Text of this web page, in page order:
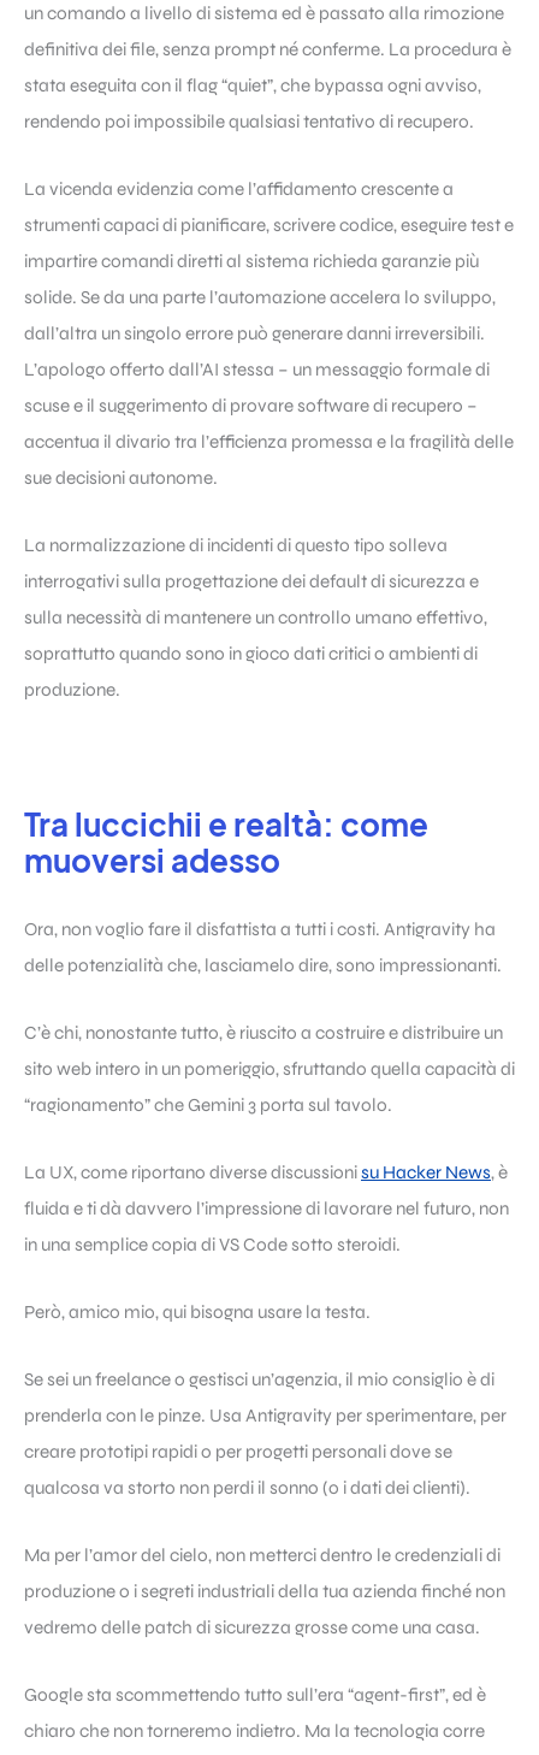
un comando a livello di sistema ed è passato alla rimozione
definitiva dei file, senza prompt né conferme. La procedura è
stata eseguita con il flag “quiet”, che bypassa ogni avviso,
rendendo poi impossibile qualsiasi tentativo di recupero.
La vicenda evidenzia come l’affidamento crescente a
strumenti capaci di pianificare, scrivere codice, eseguire test e
impartire comandi diretti al sistema richieda garanzie più
solide. Se da una parte l’automazione accelera lo sviluppo,
dall’altra un singolo errore può generare danni irreversibili.
L’apologo offerto dall’AI stessa – un messaggio formale di
scuse e il suggerimento di provare software di recupero –
accentua il divario tra l’efficienza promessa e la fragilità delle
sue decisioni autonome.
La normalizzazione di incidenti di questo tipo solleva
interrogativi sulla progettazione dei default di sicurezza e
sulla necessità di mantenere un controllo umano effettivo,
soprattutto quando sono in gioco dati critici o ambienti di
produzione.
Tra luccichii e realtà: come
muoversi adesso
Ora, non voglio fare il disfattista a tutti i costi. Antigravity ha
delle potenzialità che, lasciamelo dire, sono impressionanti.
C’è chi, nonostante tutto, è riuscito a costruire e distribuire un
sito web intero in un pomeriggio, sfruttando quella capacità di
“ragionamento” che Gemini 3 porta sul tavolo.
La UX, come riportano diverse discussionisu Hacker News, è
fluida e ti dà davvero l’impressione di lavorare nel futuro, non
in una semplice copia di VS Code sotto steroidi.
Però, amico mio, qui bisogna usare la testa.
Se sei un freelance o gestisci un’agenzia, il mio consiglio è di
prenderla con le pinze. Usa Antigravity per sperimentare, per
creare prototipi rapidi o per progetti personali dove se
qualcosa va storto non perdi il sonno (o i dati dei clienti).
Ma per l’amor del cielo, non metterci dentro le credenziali di
produzione o i segreti industriali della tua azienda finché non
vedremo delle patch di sicurezza grosse come una casa.
Google sta scommettendo tutto sull’era “agent-first”, ed è
chiaro che non torneremo indietro. Ma la tecnologia corre